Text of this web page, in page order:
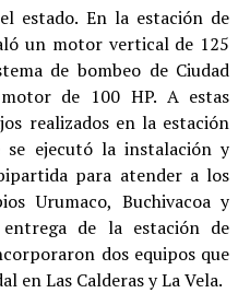
estado. En la estación de
un motor vertical de 125
de bombeo de Ciudad
de 100 HP. A estas
realizados en la estación
se ejecutó la instalación y
para atender a los
Urumaco, Buchivacoa y
de la estación de
dos equipos que
en Las Calderas y La Vela.